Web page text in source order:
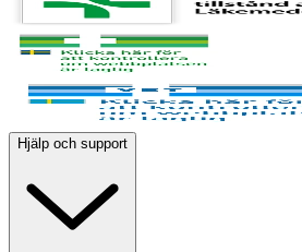
Hjälp och support